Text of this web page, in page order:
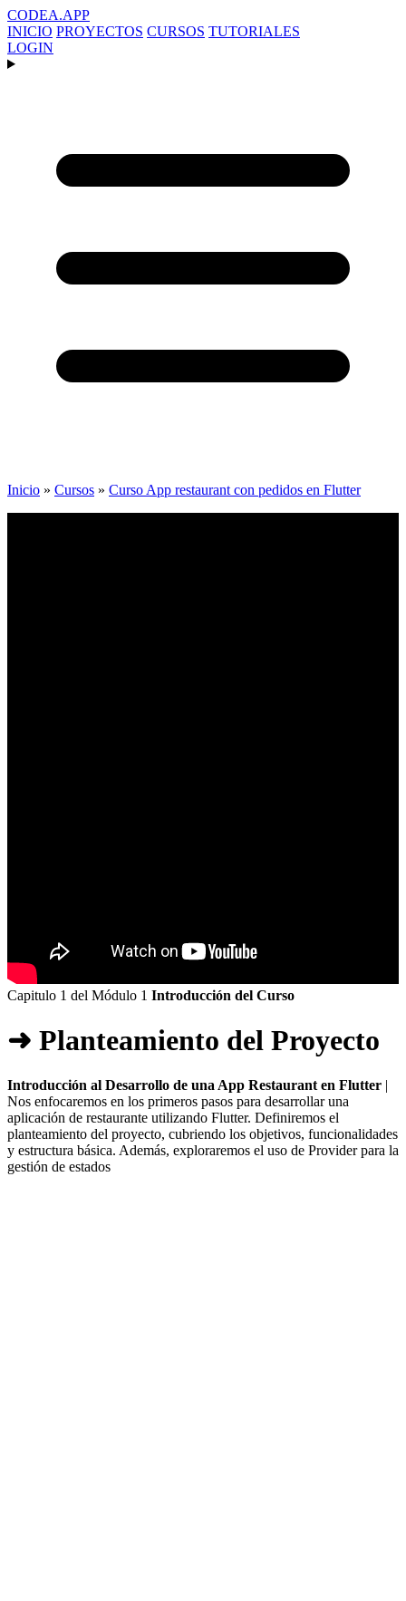
CODEA.APP
INICIO PROYECTOS CURSOS TUTORIALES
LOGIN
Inicio » Cursos » Curso App restaurant con pedidos en Flutter
Capitulo 1 del Módulo 1 Introducción del Curso
➜ Planteamiento del Proyecto
Introducción al Desarrollo de una App Restaurant en Flutter |
Nos enfocaremos en los primeros pasos para desarrollar una
aplicación de restaurante utilizando Flutter. Definiremos el
planteamiento del proyecto, cubriendo los objetivos, funcionalidades
y estructura básica. Además, exploraremos el uso de Provider para la
gestión de estados